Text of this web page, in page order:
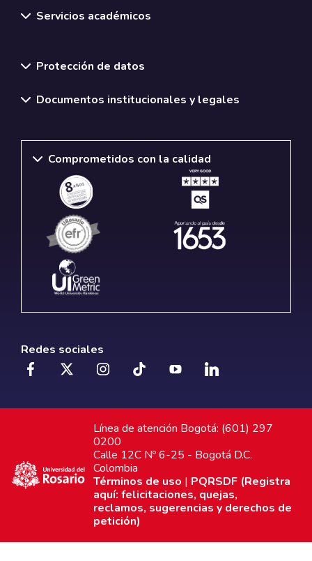
Servicios académicos
Protección de datos
Documentos institucionales y legales
Comprometidos con la calidad
Redes sociales
Línea de atención Bogotá: (601) 297
0200
Calle 12C Nº 6-25 - Bogotá D.C.
Colombia
Términos de uso | PQRSDF (Registra
aquí: felicitaciones, quejas,
reclamos, sugerencias y derechos de
petición)